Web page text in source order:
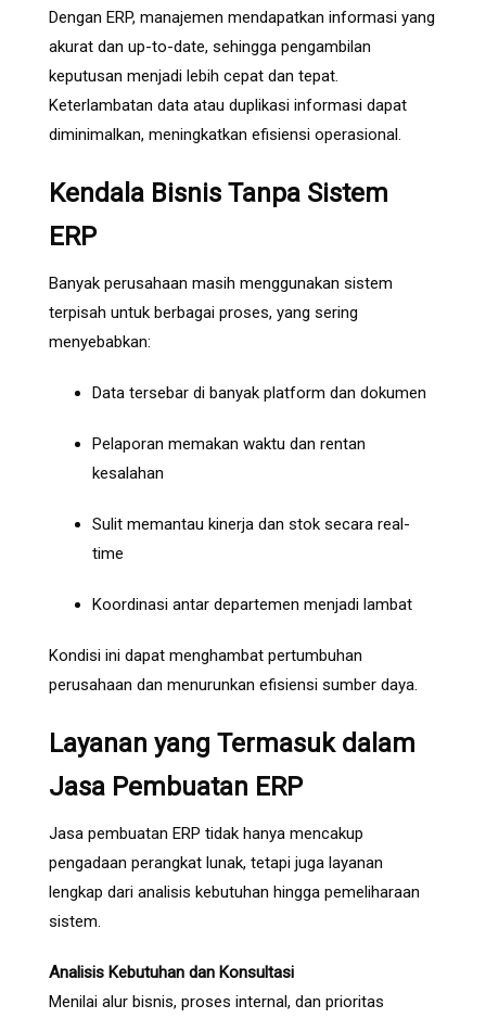
Dengan ERP, manajemen mendapatkan informasi yang
akurat dan up-to-date, sehingga pengambilan
keputusan menjadi lebih cepat dan tepat.
Keterlambatan data atau duplikasi informasi dapat
diminimalkan, meningkatkan efisiensi operasional.
Kendala Bisnis Tanpa Sistem
ERP
Banyak perusahaan masih menggunakan sistem
terpisah untuk berbagai proses, yang sering
menyebabkan:
Data tersebar di banyak platform dan dokumen
Pelaporan memakan waktu dan rentan
kesalahan
Sulit memantau kinerja dan stok secara real-
time
Koordinasi antar departemen menjadi lambat
Kondisi ini dapat menghambat pertumbuhan
perusahaan dan menurunkan efisiensi sumber daya.
Layanan yang Termasuk dalam
Jasa Pembuatan ERP
Jasa pembuatan ERP tidak hanya mencakup
pengadaan perangkat lunak, tetapi juga layanan
lengkap dari analisis kebutuhan hingga pemeliharaan
sistem.
Analisis Kebutuhan dan Konsultasi
Menilai alur bisnis, proses internal, dan prioritas